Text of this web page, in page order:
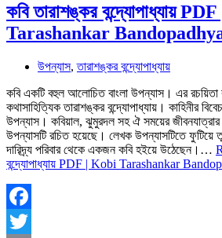
কবি তারাশঙ্কর বন্দ্যোপাধ্যায়
Tarashankar
উপন্যাস,তারাশঙ্কর বন্দ্যোপাধ্যায়
কবি একটি বহুল আলোচিত বাংলা উপন্যাস। এর রচয়িতা
কথাসাহিত্যিক তারাশঙ্কর বন্দ্যোপাধ্যায়। কাহিনীর
উপন্যাস। কবিয়াল, ঝুমুরদল সহ ঐ সময়ের জীবনযাত্রার
উপন্যাসটি রচিত হয়েছে। লেখক উপন্যাসটিতে ফুটিয়ে
দারিদ্র্য পরিবার থেকে একজন কবি হইয়ে উঠেছেন।…
বন্দ্যোপাধ্যায় PDF | Kobi Tarashankar
Facebook